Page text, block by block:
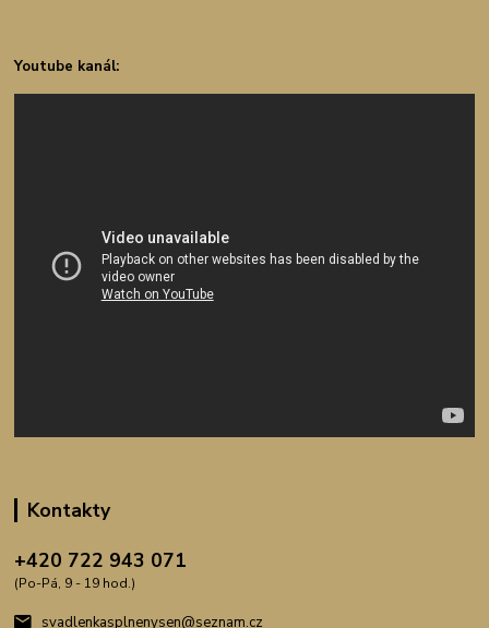
Youtube kanál:
Kontakty
+420 722 943 071
(Po-Pá, 9 - 19 hod.)
svadlenkasplnenysen@seznam.cz